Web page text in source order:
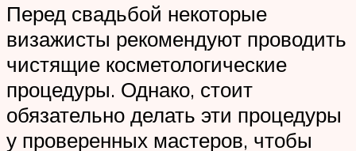
Перед свадьбой некоторые
визажисты рекомендуют проводить
чистящие косметологические
процедуры. Однако, стоит
обязательно делать эти процедуры
у проверенных мастеров, чтобы